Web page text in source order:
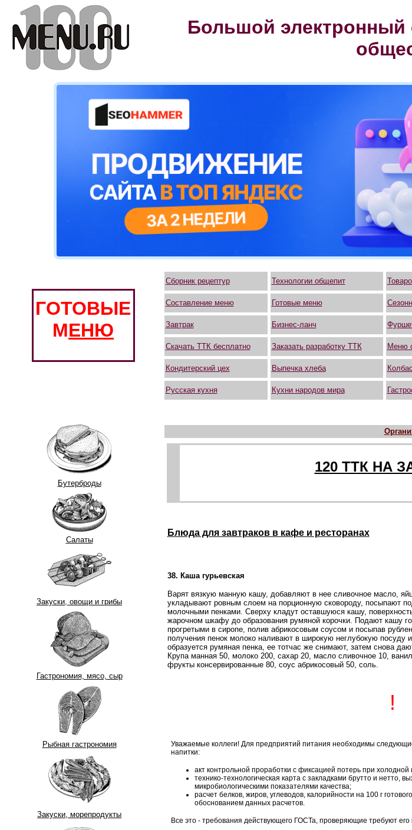
Большой электронный
ГОТОВЫЕ
МЕНЮ
Сборник рецептур Технологии общепит
Составление меню Готовые меню
Завтрак Бизнес-ланч
Скачать ТТК бесплатно Заказать разработку ТТК Меню
Кондитерский цех Выпечка хлеба
Русская кухня Кухни народов мира
Бутерброды
Салаты
Закуски, овощи и грибы
Гастрономия, мясо, сыр
Рыбная гастрономия
Закуски, морепродукты
120 ТТК НА
Блюда для завтраков в кафе и ресторанах
38. Каша гурьевская
Варят вязкую манную кашу, добавляют в нее сливочное масло,
укладывают ровным слоем на порционную сковороду, посыпают
молочными пенками. Сверху кладут оставшуюся кашу,
жарочном шкафу до образования румяной корочки. Подают кашу
прогретыми в сиропе, полив абрикосовым соусом и посыпав
получения пенок молоко наливают в широкую неглубокую посуду
образуется румяная пенка, ее тотчас же снимают, затем снова
Крупа манная 50, молоко 200, сахар 20, масло сливочное 10,
фрукты консервированные 80, соус абрикосовый 50, соль.
!
Уважаемые коллеги! Для предприятий питания необходимы
напитки:
акт контрольной проработки с фиксацией потерь при холодной
технико-технологическая карта с закладками брутто и нетто,
микробиологическими показателями качества;
расчет белков, жиров, углеводов, калорийности на 100 г
обоснованием данных расчетов.
Все это - требования действующего ГОСТа, проверяющие требуют его